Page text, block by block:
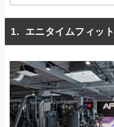
エニタイムフィッ